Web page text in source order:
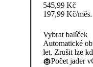
545,99 Kč
197,99 Kč/měs.
Vybrat balíček
Automatické
let. Zrušit lze
Počet jader